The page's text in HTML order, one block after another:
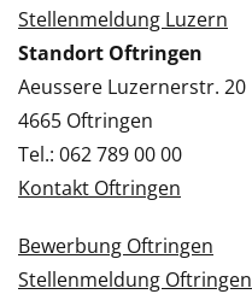
Stellenmeldung Luzern
Standort Oftringen
Aeussere Luzernerstr. 20
4665 Oftringen
Tel.: 062 789 00 00
Kontakt Oftringen
Bewerbung Oftringen
Stellenmeldung Oftringen